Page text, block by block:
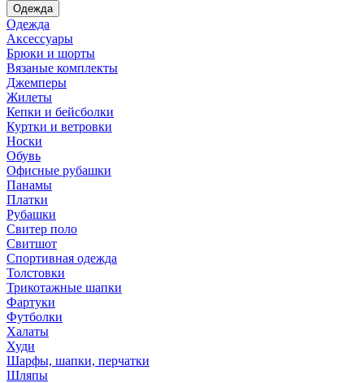
Одежда
Одежда
Аксессуары
Брюки и шорты
Вязаные комплекты
Джемперы
Жилеты
Кепки и бейсболки
Куртки и ветровки
Носки
Обувь
Офисные рубашки
Панамы
Платки
Рубашки
Свитер поло
Свитшот
Спортивная одежда
Толстовки
Трикотажные шапки
Фартуки
Футболки
Халаты
Худи
Шарфы, шапки, перчатки
Шляпы